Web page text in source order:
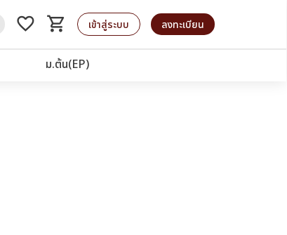
favorite_border shopping_cart
รถเข็น เข้าสู่ระบบ ลงทะเบียน
ม.ต้น(EP)